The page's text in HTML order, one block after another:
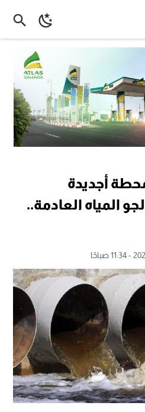
محطة أجديدة
المياه العادمة..